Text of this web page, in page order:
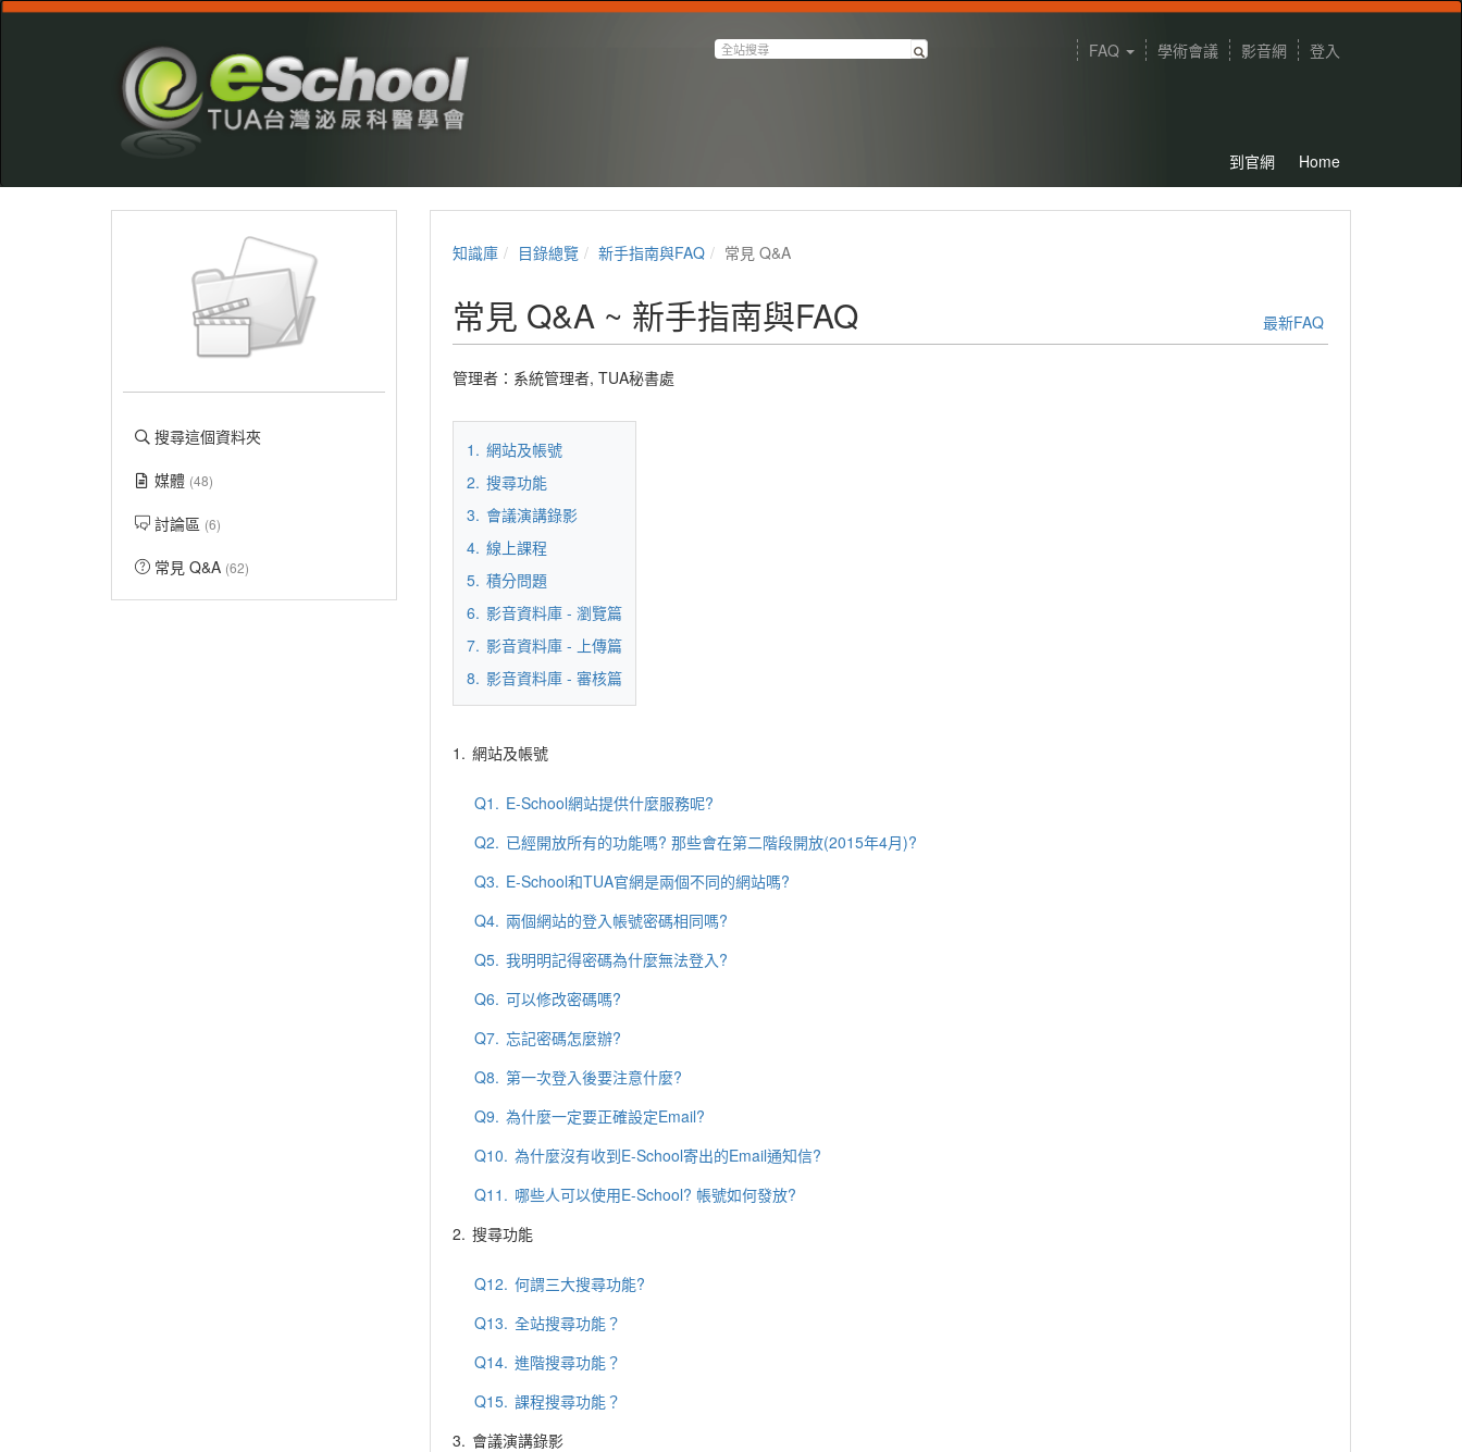
FAQ 學術會議 影音網 登入
到官網 Home
搜尋這個資料夾
媒體 (48)
討論區 (6)
常見 Q&A (62)
知識庫 目錄總覽 新手指南與FAQ 常見 Q&A
常見 Q&A ~ 新手指南與FAQ 最新FAQ
管理者： 系統管理者, TUA秘書處
1. 網站及帳號
2. 搜尋功能
3. 會議演講錄影
4. 線上課程
5. 積分問題
6. 影音資料庫 - 瀏覽篇
7. 影音資料庫 - 上傳篇
8. 影音資料庫 - 審核篇
1. 網站及帳號
Q1. E-School網站提供什麼服務呢?
Q2. 已經開放所有的功能嗎? 那些會在第二階段開放(2015年4月)?
Q3. E-School和TUA官網是兩個不同的網站嗎?
Q4. 兩個網站的登入帳號密碼相同嗎?
Q5. 我明明記得密碼為什麼無法登入?
Q6. 可以修改密碼嗎?
Q7. 忘記密碼怎麼辦?
Q8. 第一次登入後要注意什麼?
Q9. 為什麼一定要正確設定Email?
Q10. 為什麼沒有收到E-School寄出的Email通知信?
Q11. 哪些人可以使用E-School? 帳號如何發放?
2. 搜尋功能
Q12. 何謂三大搜尋功能?
Q13. 全站搜尋功能？
Q14. 進階搜尋功能？
Q15. 課程搜尋功能？
3. 會議演講錄影